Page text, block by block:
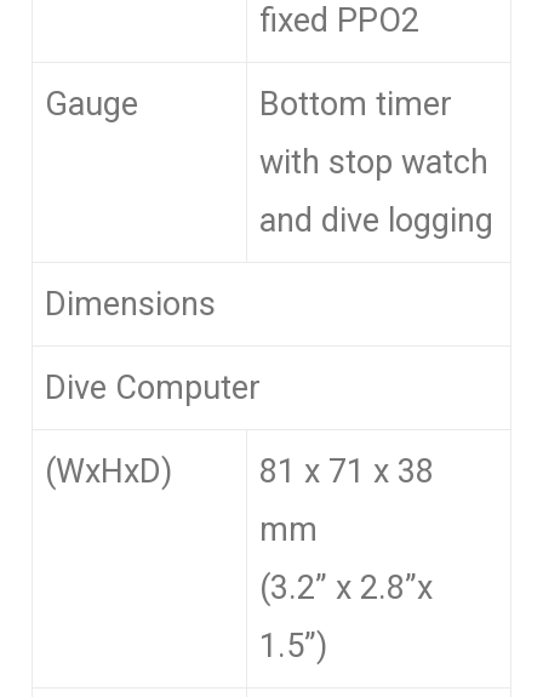
fixed PPO2
Gauge
Bottom timer
with stop watch
and dive logging
Dimensions
Dive Computer
(WxHxD)
81 x 71 x 38
mm
(3.2” x 2.8”x
1.5”)